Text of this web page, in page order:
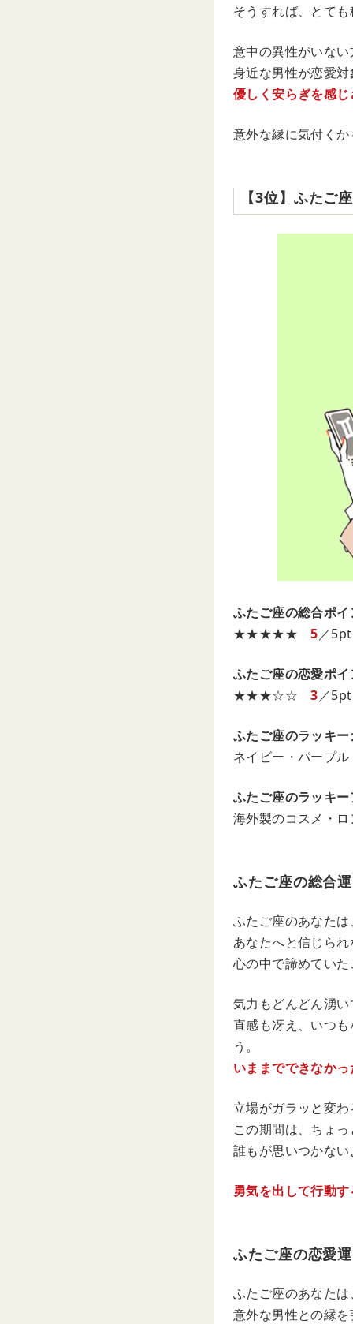
そうすれば、とて
意中の異性がいな
身近な男性が恋愛
優しく安らぎを感
意外な縁に気付く
【3位】ふたご座
ふたご座の総合ポイ
★★★★★5／5pt
ふたご座の恋愛ポイ
★★★☆☆3／5pt
ふたご座のラッキ
ネイビー・パープル
ふたご座のラッキ
海外製のコスメ・
ふたご座の総合運
ふたご座のあなたは
あなたへと信じら
心の中で諦めてい
気力もどんどん湧
直感も冴え、いつ
う。
いままでできなか
立場がガラッと変
この期間は、ちょ
誰もが思いつかな
勇気を出して行動
ふたご座の恋愛運
ふたご座のあなたは
意外な男性との縁